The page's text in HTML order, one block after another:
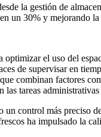
la gestión de
un 30% y mejorando
optimizar el uso del
de supervisar en
combinan factores
las tareas
control más preciso
ha impulsado la